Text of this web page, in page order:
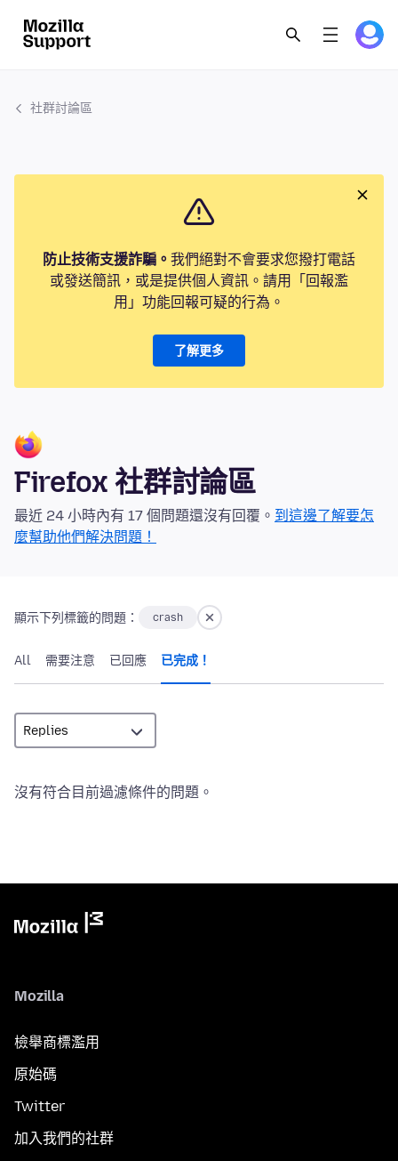
社群討論區
防止技術支援詐騙。 我們絕對不會要求您撥打電話
或發送簡訊，或是提供個人資訊。請用「回報濫
用」功能回報可疑的行為。
了解更多
Firefox 社群討論區
最近 24 小時內有 17 個問題還沒有回覆。 到這邊了解要怎
麼幫助他們解決問題！
顯示下列標籤的問題： crash
All 需要注意 已回應 已完成！
沒有符合目前過濾條件的問題。
Mozilla
檢舉商標濫用
原始碼
Twitter
加入我們的社群